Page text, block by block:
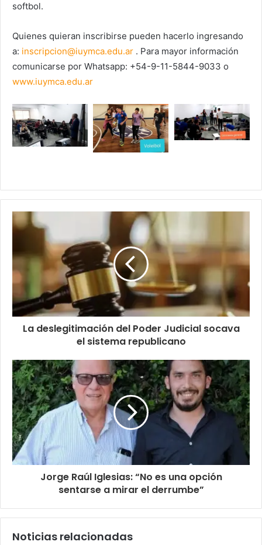
softbol.
Quienes quieran inscribirse pueden hacerlo ingresando
a: inscripcion@iuymca.edu.ar . Para mayor información
comunicarse por Whatsapp: +54-9-11-5844-9033 o
www.iuymca.edu.ar
La deslegitimación del Poder Judicial socava
el sistema republicano
Jorge Raúl Iglesias: “No es una opción
sentarse a mirar el derrumbe”
Noticias relacionadas